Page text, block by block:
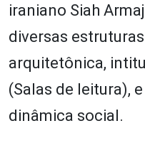
iraniano Siah
diversas
arquitetônica,
(Salas de leitura),
dinâmica social.